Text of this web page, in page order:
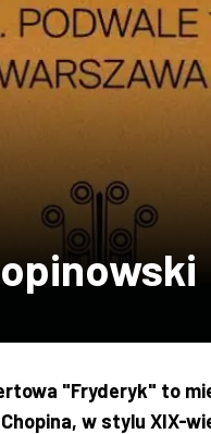
"Fryderyk" to
w stylu XIX-